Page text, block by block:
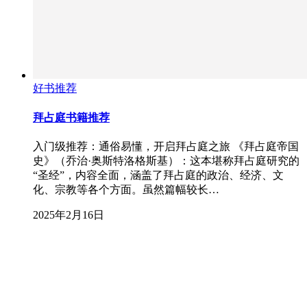
好书推荐
拜占庭书籍推荐
入门级推荐：通俗易懂，开启拜占庭之旅 《拜占庭帝国
史》（乔治·奥斯特洛格斯基）：这本堪称拜占庭研究的
“圣经”，内容全面，涵盖了拜占庭的政治、经济、文
化、宗教等各个方面。虽然篇幅较长…
2025年2月16日